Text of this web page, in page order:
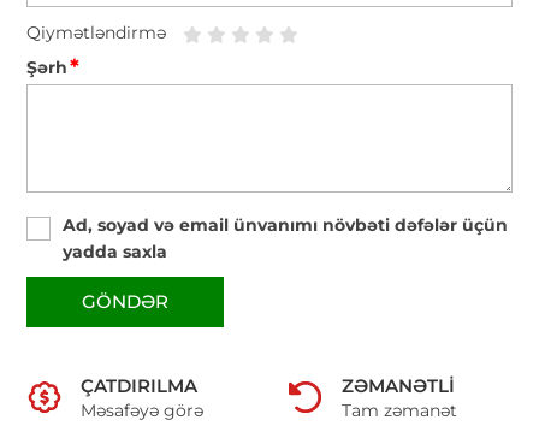
Qiymətləndirmə
Şərh*
Ad, soyad və email ünvanımı növbəti dəfələr üçün
yadda saxla
GÖNDƏR
ÇATDIRILMA
Məsafəyə görə
ZƏMANƏTLI
Tam zəmanət